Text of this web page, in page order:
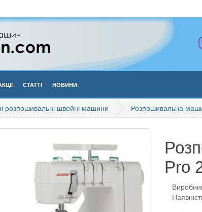
Статті Новини
розпошивальні швейні машини Розпошивальна
Pro